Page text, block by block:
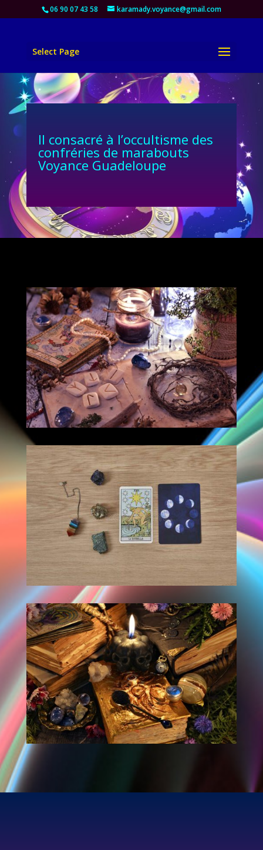
06 90 07 43 58 karamady.voyance@gmail.com
Select Page
Il consacré à l’occultisme des
confréries de marabouts
Voyance Guadeloupe